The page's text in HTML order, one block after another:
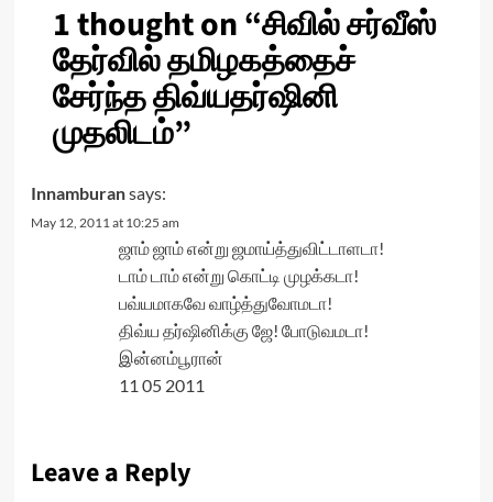
1 thought on “சிவில் சர்வீஸ்
தேர்வில் தமிழகத்தைச்
சேர்ந்த திவ்யதர்ஷினி
முதலிடம்”
Innamburansays:
May 12, 2011 at 10:25 am
ஜாம் ஜாம் என்று ஜமாய்த்துவிட்டாளடா!
டாம் டாம் என்று கொட்டி முழக்கடா!
பவ்யமாகவே வாழ்த்துவோமடா!
திவ்ய தர்ஷினிக்கு ஜே! போடுவமடா!
இன்னம்பூரான்
11 05 2011
Leave a Reply